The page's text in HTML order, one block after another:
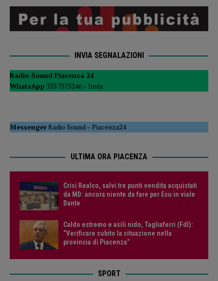
INVIA SEGNALAZIONI
Radio Sound Piacenza 24
WhatsApp 333 7575246 – Invia
MessengerRadio Sound –Piacenza24
ULTIMA ORA PIACENZA
Crisi Realco, salvi tre punti vendita acquistati
da MD: ancora niente da fare per Ecu in viale
Dante
Caldo estremo e asili nido, Tagliaferri (FdI):
“Verificare subito la situazione nella
provincia di Piacenza”
SPORT